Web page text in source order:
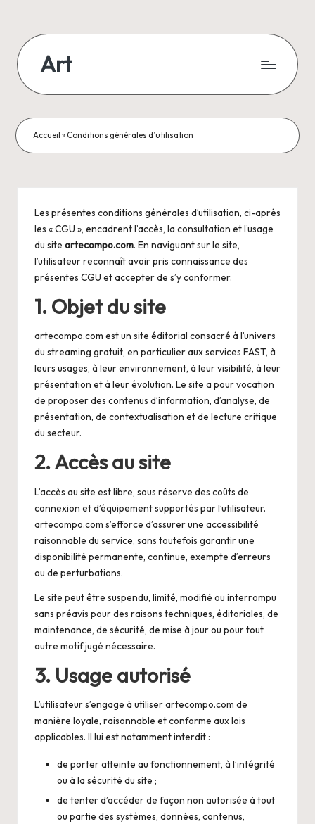
content
Art
Accueil » Conditions générales d’utilisation
Les présentes conditions générales d’utilisation, ci-après
les « CGU », encadrent l’accès, la consultation et l’usage
du site artecompo.com. En naviguant sur le site,
l’utilisateur reconnaît avoir pris connaissance des
présentes CGU et accepter de s’y conformer.
1. Objet du site
artecompo.com est un site éditorial consacré à l’univers
du streaming gratuit, en particulier aux services FAST, à
leurs usages, à leur environnement, à leur visibilité, à leur
présentation et à leur évolution. Le site a pour vocation
de proposer des contenus d’information, d’analyse, de
présentation, de contextualisation et de lecture critique
du secteur.
2. Accès au site
L’accès au site est libre, sous réserve des coûts de
connexion et d’équipement supportés par l’utilisateur.
artecompo.com s’efforce d’assurer une accessibilité
raisonnable du service, sans toutefois garantir une
disponibilité permanente, continue, exempte d’erreurs
ou de perturbations.
Le site peut être suspendu, limité, modifié ou interrompu
sans préavis pour des raisons techniques, éditoriales, de
maintenance, de sécurité, de mise à jour ou pour tout
autre motif jugé nécessaire.
3. Usage autorisé
L’utilisateur s’engage à utiliser artecompo.com de
manière loyale, raisonnable et conforme aux lois
applicables. Il lui est notamment interdit :
de porter atteinte au fonctionnement, à l’intégrité
ou à la sécurité du site ;
de tenter d’accéder de façon non autorisée à tout
ou partie des systèmes, données, contenus,